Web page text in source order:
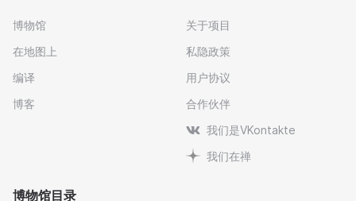
博物馆
在地图上
编译
博客
关于项目
私隐政策
用户协议
合作伙伴
我们是VKontakte
我们在禅
博物馆目录